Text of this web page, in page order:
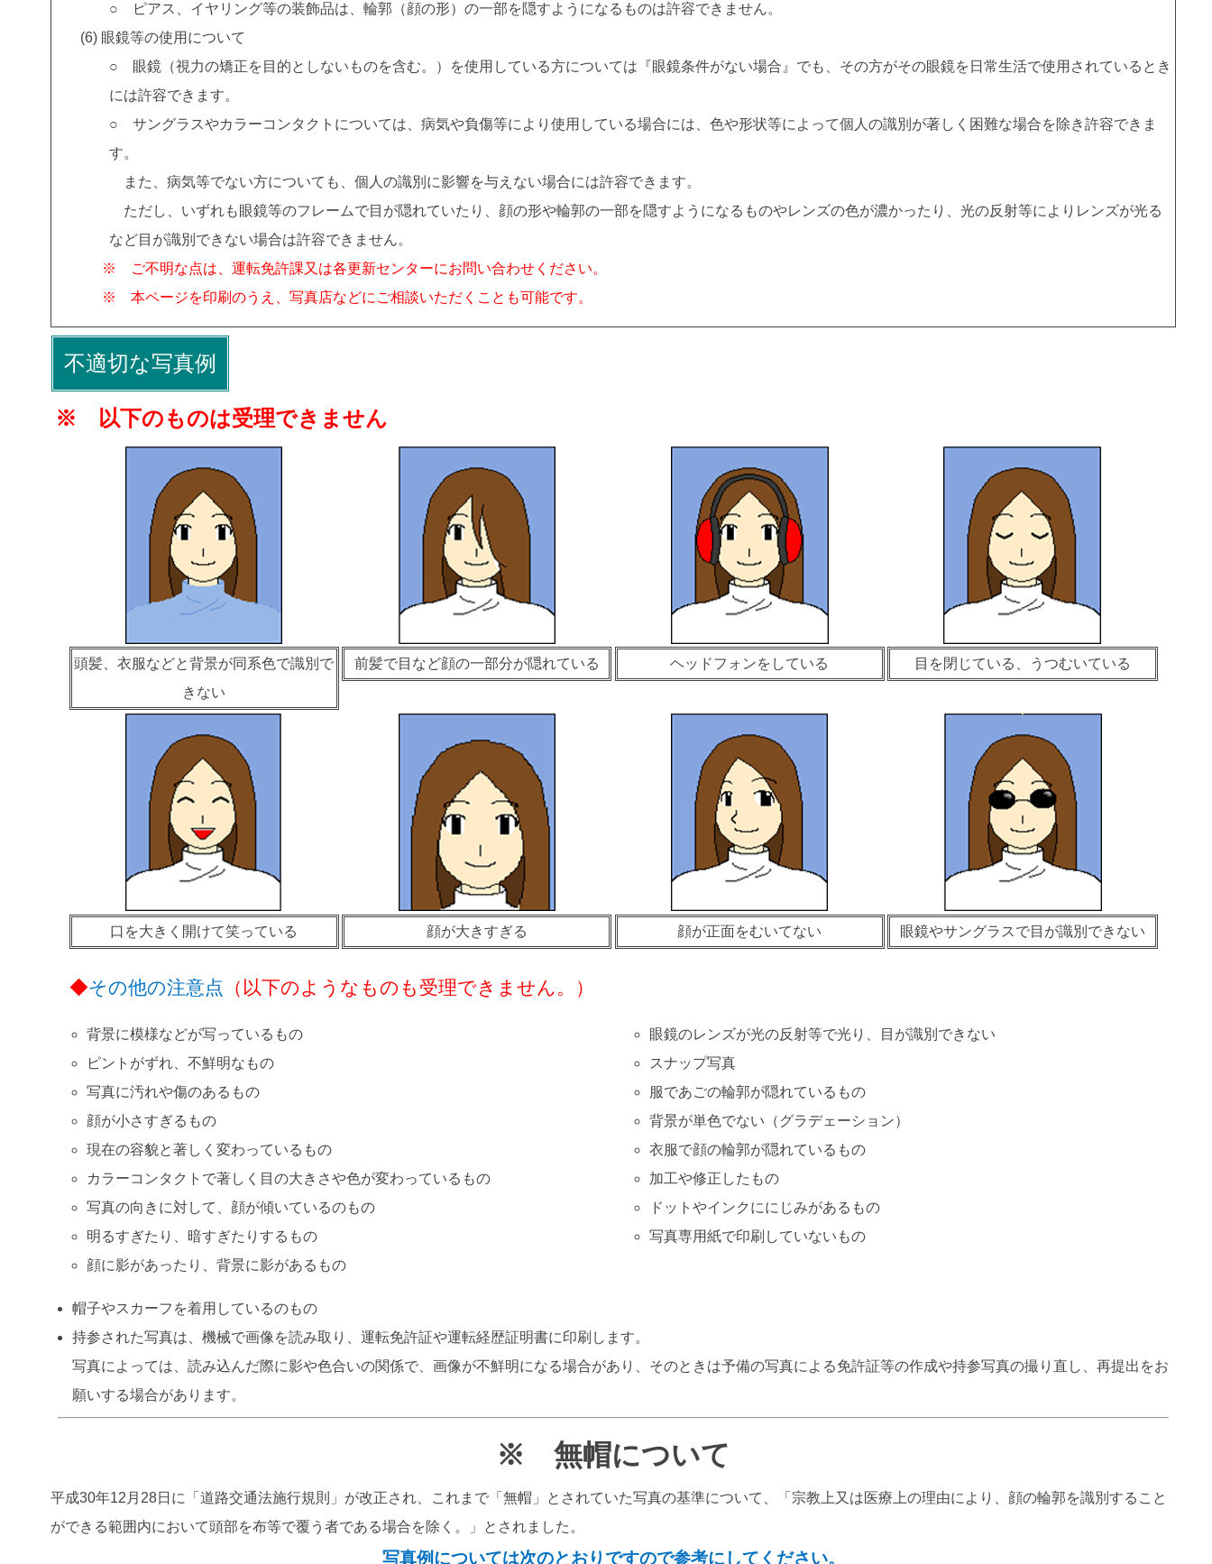
○ ピアス、イヤリング等の装飾品は、輪郭（顔の形）の一部を隠すようになるものは許容できません。
眼鏡等の使用について
○ 眼鏡（視力の矯正を目的としないものを含む。）を使用している方については『眼鏡条件がない場合』でも、その方がその眼鏡を日常生活で使用されているとき
には許容できます。
○ サングラスやカラーコンタクトについては、病気や負傷等により使用している場合には、色や形状等によって個人の識別が著しく困難な場合を除き許容できま
す。
また、病気等でない方についても、個人の識別に影響を与えない場合には許容できます。
ただし、いずれも眼鏡等のフレームで目が隠れていたり、顔の形や輪郭の一部を隠すようになるものやレンズの色が濃かったり、光の反射等によりレンズが光る
など目が識別できない場合は許容できません。
※ ご不明な点は、運転免許課又は各更新センターにお問い合わせください。
※ 本ページを印刷のうえ、写真店などにご相談いただくことも可能です。
不適切な写真例
※ 以下のものは受理できません
頭髪、衣服などと背景が同系色で識別で
きない
前髪で目など顔の一部分が隠れている ヘッドフォンをしている 目を閉じている、うつむいている
口を大きく開けて笑っている 顔が大きすぎる 顔が正面をむいてない 眼鏡やサングラスで目が識別できない
◆その他の注意点 （以下のようなものも受理できません。）
背景に模様などが写っているもの
ピントがずれ、不鮮明なもの
写真に汚れや傷のあるもの
顔が小さすぎるもの
現在の容貌と著しく変わっているもの
カラーコンタクトで著しく目の大きさや色が変わっているもの
写真の向きに対して、顔が傾いているのもの
明るすぎたり、暗すぎたりするもの
顔に影があったり、背景に影があるもの
眼鏡のレンズが光の反射等で光り、目が識別できない
スナップ写真
服であごの輪郭が隠れているもの
背景が単色でない（グラデェーション）
衣服で顔の輪郭が隠れているもの
加工や修正したもの
ドットやインクににじみがあるもの
写真専用紙で印刷していないもの
帽子やスカーフを着用しているのもの
持参された写真は、機械で画像を読み取り、運転免許証や運転経歴証明書に印刷します。
写真によっては、読み込んだ際に影や色合いの関係で、画像が不鮮明になる場合があり、そのときは予備の写真による免許証等の作成や持参写真の撮り直し、再提出をお
願いする場合があります。
※ 無帽について
平成30年12月28日に「道路交通法施行規則」が改正され、これまで「無帽」とされていた写真の基準について、「宗教上又は医療上の理由により、顔の輪郭を識別すること
ができる範囲内において頭部を布等で覆う者である場合を除く。」とされました。
写真例については次のとおりですので参考にしてください。